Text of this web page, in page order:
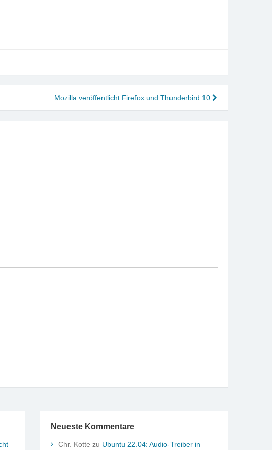
Mozilla veröffentlicht Firefox und Thunderbird 10
Neueste Kommentare
Chr. Kotte zu Ubuntu 22.04: Audio-Treiber in